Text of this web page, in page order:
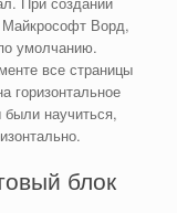
Майкрософт Ворд,
умолчанию.
все страницы
горизонтальное
научиться,
блок